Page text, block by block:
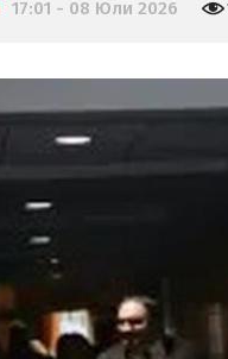
17:01 - 08 Юли 2026